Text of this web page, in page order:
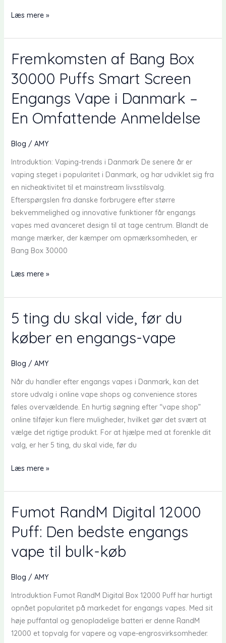
WGA
Pro
Max
15k
–
populær
engangsvape
hele
Læs mere »
Fremkomsten af Bang Box
30000 Puffs Smart Screen
Engangs Vape i Danmark –
En Omfattende Anmeldelse
Blog / AMY
Introduktion: Vaping-trends i Danmark De senere år er
vaping steget i popularitet i Danmark, og har udviklet sig fra
en nicheaktivitet til et mainstream livsstilsvalg.
Efterspørgslen fra danske forbrugere efter større
bekvemmelighed og innovative funktioner får engangs
vapes med avanceret design til at tage centrum. Blandt de
mange mærker, der kæmper om opmærksomheden, er
Bang Box 30000
Fremkomsten
Bang
Box
30000
Puffs
Screen
Omfattende
Anmeldelse
Læs mere »
5 ting du skal vide, før du
køber en engangs-vape
Blog / AMY
Når du handler efter engangs vapes i Danmark, kan det
store udvalg i online vape shops og convenience stores
føles overvældende. En hurtig søgning efter “vape shop”
online tilføjer kun flere muligheder, hvilket gør det svært at
vælge det rigtige produkt. For at hjælpe med at forenkle dit
valg, er her 5 ting, du skal vide, før du
5
du
skal
vide,
før
køber
engangs-
vape
Læs mere »
Fumot RandM Digital 12000
Puff: Den bedste engangs
vape til bulk-køb
Blog / AMY
Introduktion Fumot RandM Digital Box 12000 Puff har hurtigt
opnået popularitet på markedet for engangs vapes. Med sit
høje puffantal og genopladelige batteri er denne RandM
12000 et topvalg for vapere og vape-engrosvirksomheder.